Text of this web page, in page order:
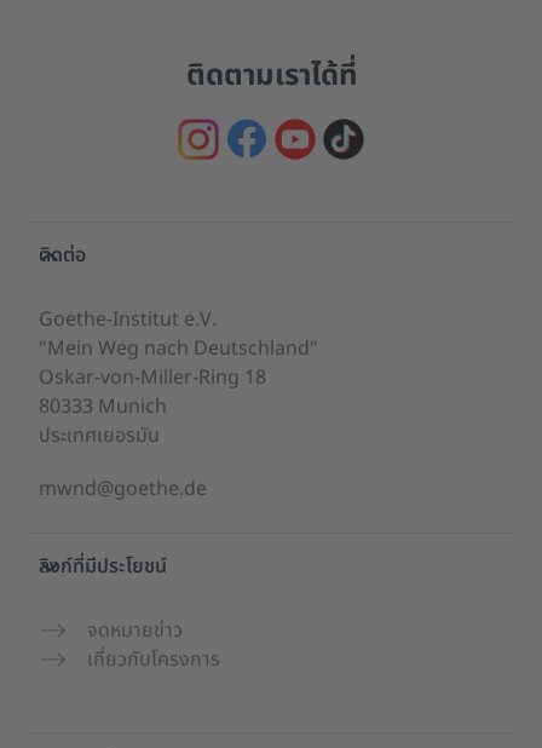
ติดตามเราได้ที่
Service- und Informationsbereich
ติดต่อ
Goethe-Institut e.V.
"Mein Weg nach Deutschland"
Oskar-von-Miller-Ring 18
80333 Munich
ประเทศเยอรมัน
mwnd@goethe.de
ลิงก์ที่มีประโยชน์
จดหมายข่าว
เกี่ยวกับโครงการ